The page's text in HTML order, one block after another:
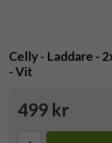
Celly - Laddare -
- Vit
499 kr